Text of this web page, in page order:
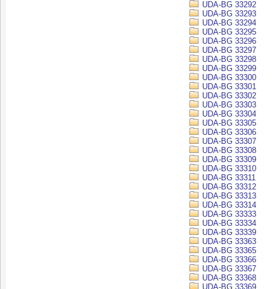
UDA-BG 33292
UDA-BG 33293
UDA-BG 33294
UDA-BG 33295
UDA-BG 33296
UDA-BG 33297
UDA-BG 33298
UDA-BG 33299
UDA-BG 33300
UDA-BG 33301
UDA-BG 33302
UDA-BG 33303
UDA-BG 33304
UDA-BG 33305
UDA-BG 33306
UDA-BG 33307
UDA-BG 33308
UDA-BG 33309
UDA-BG 33310
UDA-BG 33311
UDA-BG 33312
UDA-BG 33313
UDA-BG 33314
UDA-BG 33333
UDA-BG 33334
UDA-BG 33339
UDA-BG 33363
UDA-BG 33365
UDA-BG 33366
UDA-BG 33367
UDA-BG 33368
UDA-BG 33369